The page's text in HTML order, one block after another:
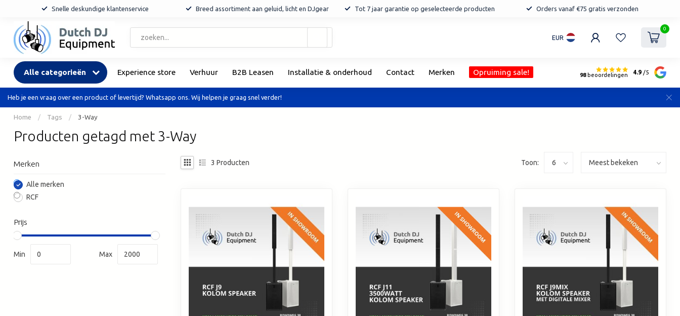
Snelle deskundige klantenservice Breed assortiment aan geluid, licht en DJgear Tot 7 jaar garantie op geselecteerde producten Orders vanaf €75 gratis verzonden
en
een
geselecteerde
zoekresultaat
aanraaktoetsen
EUR
0
Alle categorieën Experience store Verhuur B2B Leasen Installatie & onderhoud Contact Merken Opruiming sale! 98beoordelingen 4.9 /5
Heb je een vraag over een product of levertijd? Whatsapp ons. Wij helpen je graag snel verder!
Home / Tags / 3-Way
Producten getagd met 3-Way
Merken
Alle merken
RCF
Prijs
Min Max
3 Producten Toon: